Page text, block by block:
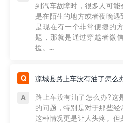
到汽车故障时，很多人可
是在陌生的地方或者夜晚
是现在有一个非常便捷的
题，那就是通过穿越者微
援。...
凉城县路上车没有油了怎么
路上车没有油了怎么办?这
的问题，特别是对于那些经
这种情况更是让人头疼。